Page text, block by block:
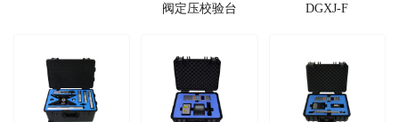
阀定压校验台
DGXJ-F